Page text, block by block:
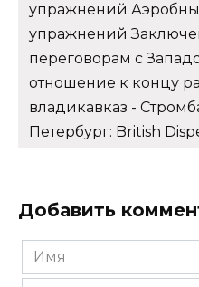
упражнений
упражнений
переговорам с
отношение к концу
владикавказ -
Петербург: British
Добавить
Имя
*